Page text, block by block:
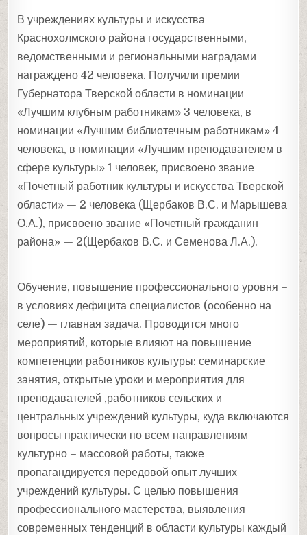
В учреждениях культуры и искусства
Краснохолмского района государственными,
ведомственными и региональными наградами
награждено 42 человека. Получили премии
Губернатора Тверской области в номинации
«Лучшим клубным работникам» 3 человека, в
номинации «Лучшим библиотечным работникам» 4
человека, в номинации «Лучшим преподавателем в
сфере культуры» 1 человек, присвоено звание
«Почетный работник культуры и искусства Тверской
области» — 2 человека (Щербаков В.С. и Марышева
О.А.), присвоено звание «Почетный гражданин
района» — 2(Щербаков В.С. и Семенова Л.А.).
Обучение, повышение профессионального уровня –
в условиях дефицита специалистов (особенно на
селе) — главная задача. Проводится много
мероприятий, которые влияют на повышение
компетенции работников культуры: семинарские
занятия, открытые уроки и мероприятия для
преподавателей ,работников сельских и
центральных учреждений культуры, куда включаются
вопросы практически по всем направлениям
культурно – массовой работы, также
пропагандируется передовой опыт лучших
учреждений культуры. С целью повышения
профессионального мастерства, выявления
современных тенденций в области культуры каждый